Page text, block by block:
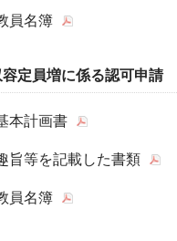
員名簿
容定員増に係る認可申請
本計画書
旨等を記載した書類
員名簿